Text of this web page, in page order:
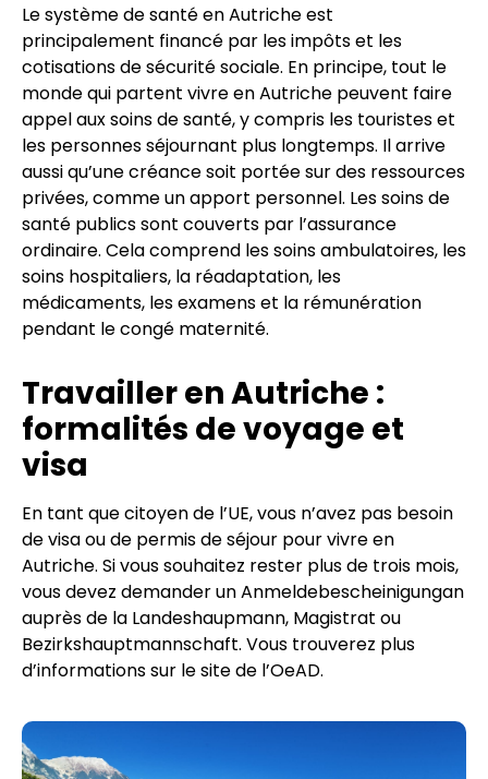
Le système de santé en Autriche est
principalement financé par les impôts et les
cotisations de sécurité sociale. En principe, tout le
monde qui partent vivre en Autriche peuvent faire
appel aux soins de santé, y compris les touristes et
les personnes séjournant plus longtemps. Il arrive
aussi qu’une créance soit portée sur des ressources
privées, comme un apport personnel. Les soins de
santé publics sont couverts par l’assurance
ordinaire. Cela comprend les soins ambulatoires, les
soins hospitaliers, la réadaptation, les
médicaments, les examens et la rémunération
pendant le congé maternité.
Travailler en Autriche :
formalités de voyage et
visa
En tant que citoyen de l’UE, vous n’avez pas besoin
de visa ou de permis de séjour pour vivre en
Autriche. Si vous souhaitez rester plus de trois mois,
vous devez demander un Anmeldebescheinigungan
auprès de la Landeshaupmann, Magistrat ou
Bezirkshauptmannschaft. Vous trouverez plus
d’informations sur le site de l’OeAD.